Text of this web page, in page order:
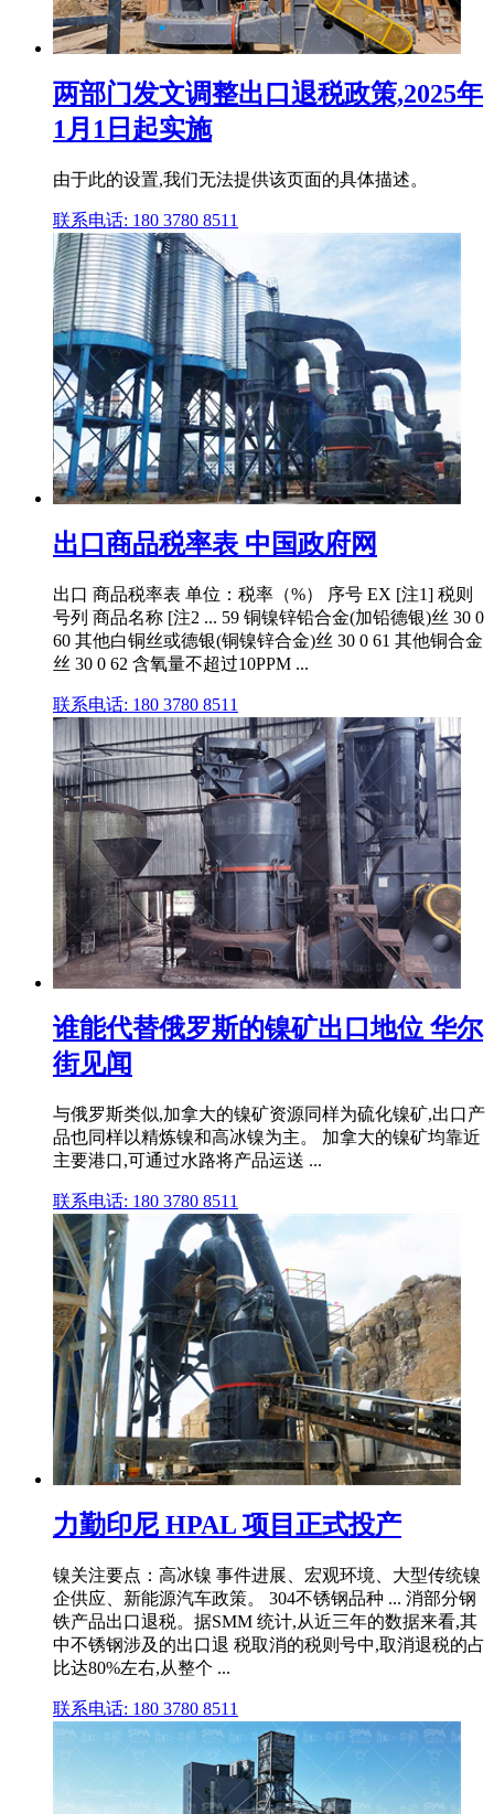
两部门发文调整出口退税政策,2025年
1月1日起实施
由于此的设置,我们无法提供该页面的具体描述。
联系电话: 180 3780 8511
出口商品税率表 中国政府网
出口 商品税率表 单位：税率（%） 序号 EX [注1] 税则
号列 商品名称 [注2 ... 59 铜镍锌铅合金(加铅德银)丝 30 0
60 其他白铜丝或德银(铜镍锌合金)丝 30 0 61 其他铜合金
丝 30 0 62 含氧量不超过10PPM ...
联系电话: 180 3780 8511
谁能代替俄罗斯的镍矿出口地位 华尔
街见闻
与俄罗斯类似,加拿大的镍矿资源同样为硫化镍矿,出口产
品也同样以精炼镍和高冰镍为主。 加拿大的镍矿均靠近
主要港口,可通过水路将产品运送 ...
联系电话: 180 3780 8511
力勤印尼 HPAL 项目正式投产
镍关注要点：高冰镍 事件进展、宏观环境、大型传统镍
企供应、新能源汽车政策。 304不锈钢品种 ... 消部分钢
铁产品出口退税。据SMM 统计,从近三年的数据来看,其
中不锈钢涉及的出口退 税取消的税则号中,取消退税的占
比达80%左右,从整个 ...
联系电话: 180 3780 8511